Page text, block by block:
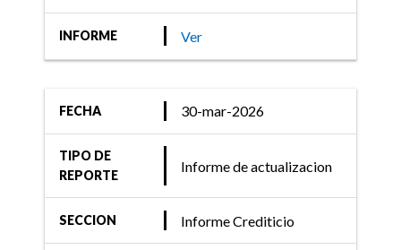
Informe Crediticio
FIX (afiliada de Fitch
calificaciones de las tres
aseguradoras del Banco
Nación Argentina
INFORME Ver
FECHA 30-mar-2026
TIPO DE
REPORTE
Informe de actualizacion
SECCION Informe Crediticio